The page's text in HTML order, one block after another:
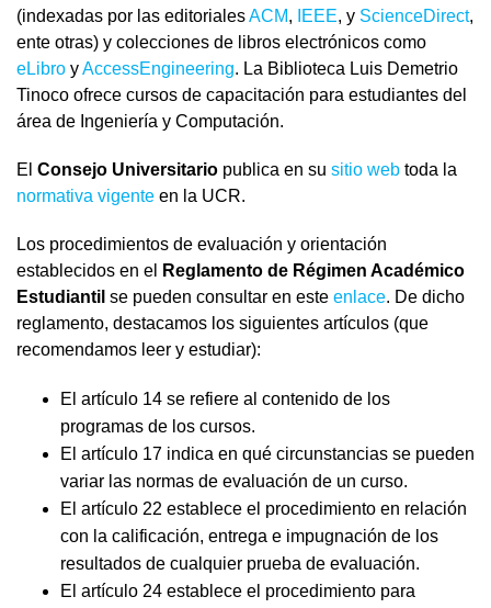
(indexadas por las editorialesACM, IEEE, y ScienceDirect,
ente otras) y colecciones de libros electrónicos como
eLibro yAccessEngineering. La Biblioteca Luis Demetrio
Tinoco ofrece cursos de capacitación para estudiantes del
área de Ingeniería y Computación.
El Consejo Universitario publica en su sitio web toda la
normativa vigente en la UCR.
Los procedimientos de evaluación y orientación
establecidos en el
Reglamento de Régimen Académico
Estudiantil se pueden consultar en este enlace. De dicho
reglamento, destacamos los siguientes artículos (que
recomendamos leer y estudiar):
El artículo 14 se refiere al contenido de los
programas de los cursos.
El artículo 17 indica en qué circunstancias se pueden
variar las normas de evaluación de un curso.
El artículo 22 establece el procedimiento en relación
con la calificación, entrega e impugnación de los
resultados de cualquier prueba de evaluación.
El artículo 24 establece el procedimiento para